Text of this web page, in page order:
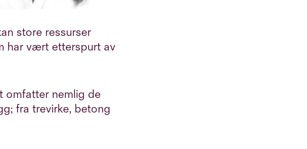
store ressurser
har vært etterspurt av
omfatter nemlig de
fra trevirke, betong